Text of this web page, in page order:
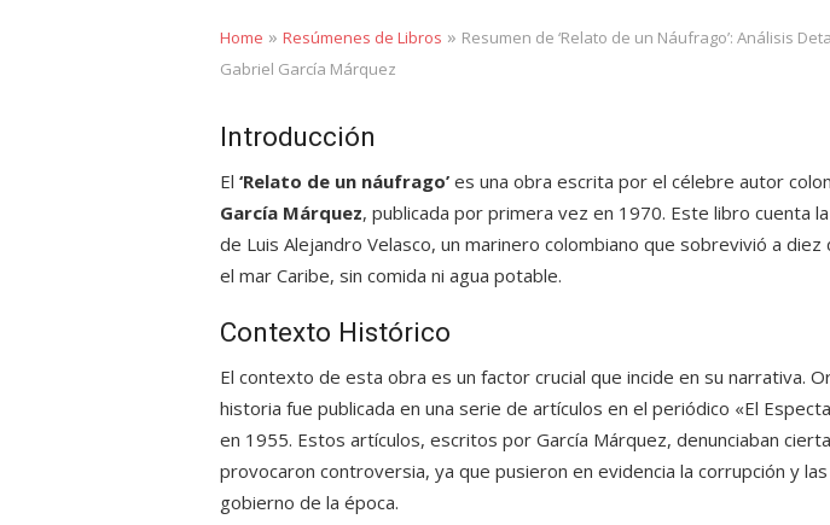
Home » Resúmenes de Libros » Resumen de ‘Relato de un Náufrago’: Análisis
Gabriel García Márquez
Introducción
El ‘Relato de un náufrago’ es una obra escrita por el célebre autor
García Márquez, publicada por primera vez en 1970. Este libro cuenta
de Luis Alejandro Velasco, un marinero colombiano que sobrevivió a diez
el mar Caribe, sin comida ni agua potable.
Contexto Histórico
El contexto de esta obra es un factor crucial que incide en su narrativa.
historia fue publicada en una serie de artículos en el periódico «El
en 1955. Estos artículos, escritos por García Márquez, denunciaban
provocaron controversia, ya que pusieron en evidencia la corrupción y
gobierno de la época.